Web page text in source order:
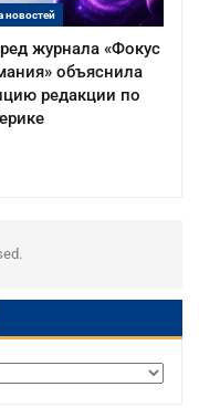
новостей
журнала «Фокус
объяснила
редакции по